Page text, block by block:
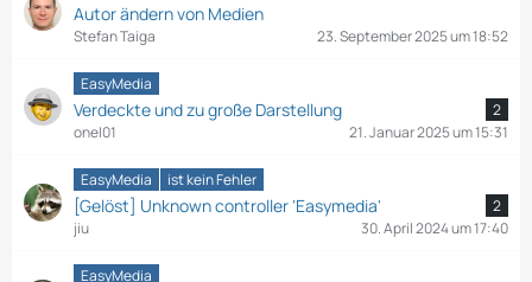
Autor ändern von Medien
Stefan Taiga 23. September 2025 um 18:52
EasyMedia
Verdeckte und zu große Darstellung
2
onel01
21. Januar 2025 um 15:31
EasyMedia ist kein Fehler
[Gelöst] Unknown controller 'Easymedia'
2
jiu
30. April 2024 um 17:40
EasyMedia